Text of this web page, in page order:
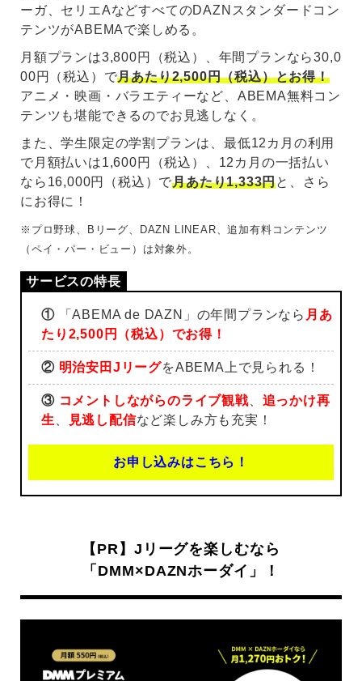
ーガ、セリエAなどすべてのDAZNスタンダードコン
テンツがABEMAで楽しめる。
月額プランは3,800円（税込）、年間プランなら30,0
00円（税込）で月あたり2,500円（税込）とお得！
アニメ・映画・バラエティーなど、ABEMA無料コン
テンツも堪能できるのでお見逃しなく。
また、学生限定の学割プランは、最低12カ月の利用
で月額払いは1,600円（税込）、12カ月の一括払い
なら16,000円（税込）で月あたり1,333円と、さら
にお得に！
※プロ野球、Bリーグ、DAZN LINEAR、追加有料コンテンツ
（ペイ・パー・ビュー）は対象外。
①「ABEMA de DAZN」の年間プランなら 月あ
たり2,500円（税込）でお得！
② 明治安田JリーグをABEMA上で見られる！
③ コメントしながらのライブ観戦、 追っかけ再
生
見逃し配信など楽しみ方も充実！
お申し込みはこちら！
【PR】Jリーグを楽しむなら
「DMM×DAZNホーダイ」！